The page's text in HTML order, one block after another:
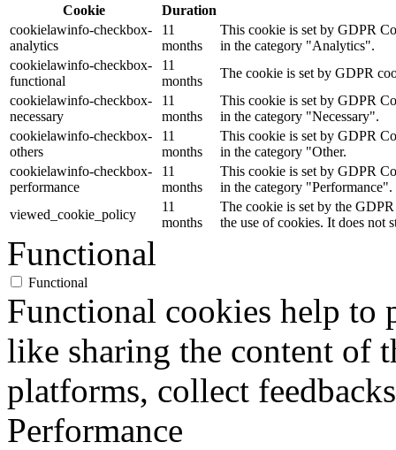
Cookie
Duration
cookielawinfo-checkbox-
analytics
11
months
This cookie is set by GDPR
in the category "Analytics".
cookielawinfo-checkbox-
functional
11
months
The cookie is set by GDPR
cookielawinfo-checkbox-
necessary
11
months
This cookie is set by GDPR
in the category "Necessary".
cookielawinfo-checkbox-
others
11
months
This cookie is set by GDPR
in the category "Other.
cookielawinfo-checkbox-
performance
11
months
This cookie is set by GDPR
in the category "Performance".
viewed_cookie_policy
11
months
The cookie is set by the
the use of cookies. It does not
Functional
Functional
Functional cookies help to
like sharing the content of
platforms, collect
Performance